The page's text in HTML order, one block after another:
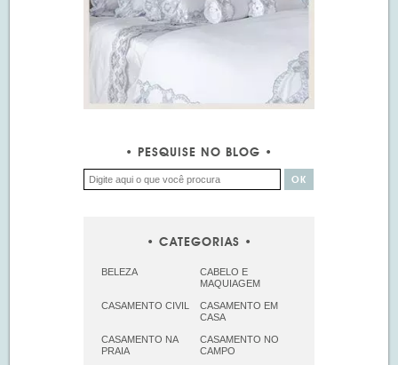
PESQUISE NO BLOG
CATEGORIAS
BELEZA
CABELO E
MAQUIAGEM
CASAMENTO CIVIL
CASAMENTO EM
CASA
CASAMENTO NA
PRAIA
CASAMENTO NO
CAMPO